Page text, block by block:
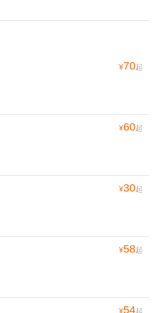
¥70起
¥60起
¥30起
¥58起
¥54起